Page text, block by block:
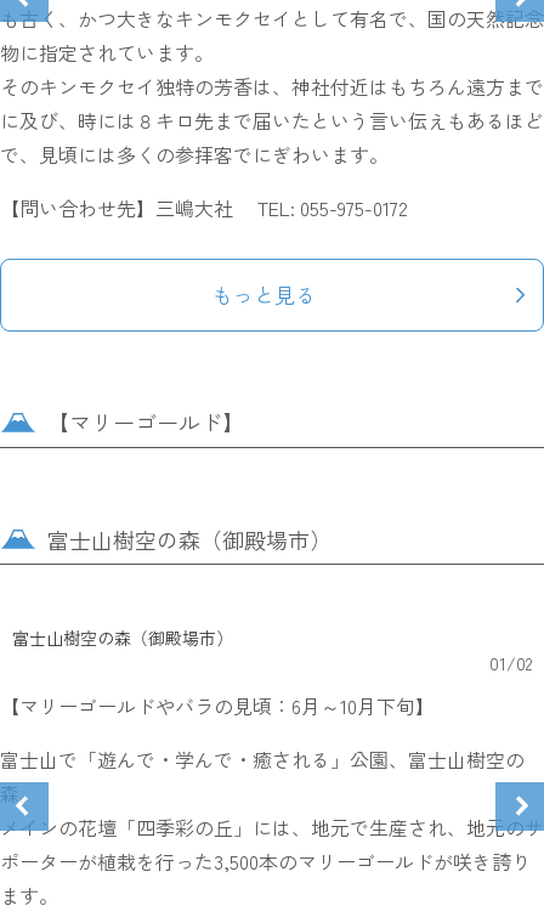
も古く、かつ大きなキンモクセイとして有名で、国の天然記念
物に指定されています。
そのキンモクセイ独特の芳香は、神社付近はもちろん遠方まで
に及び、時には８キロ先まで届いたという言い伝えもあるほど
で、見頃には多くの参拝客でにぎわいます。
【問い合わせ先】三嶋大社 TEL: 055-975-0172
もっと見る
【マリーゴールド】
富士山樹空の森（御殿場市）
富士山樹空の森（御殿場市）
01/02
【マリーゴールドやバラの見頃：6月～10月下旬】
富士山で「遊んで・学んで・癒される」公園、富士山樹空の
森。
メインの花壇「四季彩の丘」には、地元で生産され、地元のサ
ポーターが植栽を行った3,500本のマリーゴールドが咲き誇り
ます。